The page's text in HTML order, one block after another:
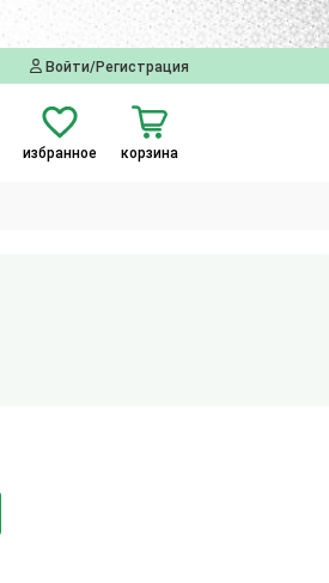
Войти/Регистрация
избранное корзина